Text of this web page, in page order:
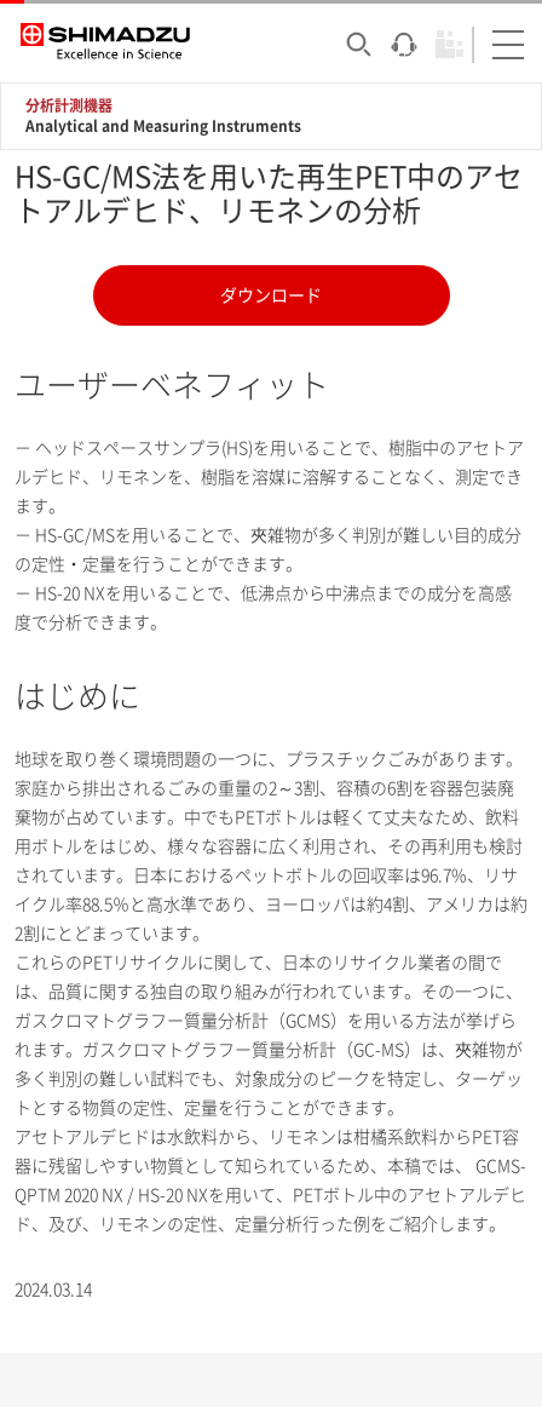
分析計測機器
Analytical and Measuring Instruments
HS-GC/MS法を用いた再生PET中のアセ
トアルデヒド、リモネンの分析
ダウンロード
ユーザーベネフィット
－ ヘッドスペースサンプラ(HS)を用いることで、樹脂中のアセトア
ルデヒド、リモネンを、樹脂を溶媒に溶解することなく、測定でき
ます。
－ HS-GC/MSを用いることで、夾雑物が多く判別が難しい目的成分
の定性・定量を行うことができます。
－ HS-20 NXを用いることで、低沸点から中沸点までの成分を高感
度で分析できます。
はじめに
地球を取り巻く環境問題の一つに、プラスチックごみがあります。
家庭から排出されるごみの重量の2～3割、容積の6割を容器包装廃
棄物が占めています。中でもPETボトルは軽くて丈夫なため、飲料
用ボトルをはじめ、様々な容器に広く利用され、その再利用も検討
されています。日本におけるペットボトルの回収率は96.7%、リサ
イクル率88.5％と高水準であり、ヨーロッパは約4割、アメリカは約
2割にとどまっています。
これらのPETリサイクルに関して、日本のリサイクル業者の間で
は、品質に関する独自の取り組みが行われています。その一つに、
ガスクロマトグラフー質量分析計（GCMS）を用いる方法が挙げら
れます。ガスクロマトグラフー質量分析計（GC-MS）は、夾雑物が
多く判別の難しい試料でも、対象成分のピークを特定し、ターゲッ
トとする物質の定性、定量を行うことができます。
アセトアルデヒドは水飲料から、リモネンは柑橘系飲料からPET容
器に残留しやすい物質として知られているため、本稿では、 GCMS-
QPTM 2020 NX / HS-20 NXを用いて、PETボトル中のアセトアルデヒ
ド、及び、リモネンの定性、定量分析行った例をご紹介します。
2024.03.14